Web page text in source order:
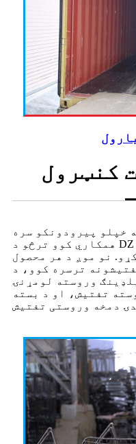
کنټرول
خپلو پیرودونکو سره
همکاري کوو ترڅو د DZ برانډ شوي محصولات هر وخت د
نو موږ د هر محصول
ترسره کوو، د
وروسته لومړنۍ
تفتیش، او د بسته